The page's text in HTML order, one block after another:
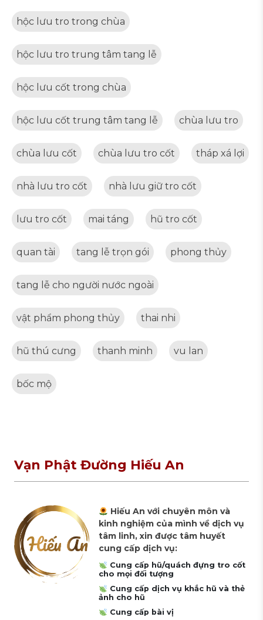
hộc lưu tro trong chùa
hộc lưu tro trung tâm tang lễ
hộc lưu cốt trong chùa
hộc lưu cốt trung tâm tang lễ chùa lưu tro
chùa lưu cốt chùa lưu tro cốt tháp xá lợi
nhà lưu tro cốt nhà lưu giữ tro cốt
lưu tro cốt mai táng hũ tro cốt
quan tài tang lễ trọn gói phong thủy
tang lễ cho người nước ngoài
vật phẩm phong thủy thai nhi
hũ thú cưng thanh minh vu lan
bốc mộ
Vạn Phật Đường Hiếu An
Hiếu An với chuyên môn và
kinh nghiệm của mình về dịch vụ
tâm linh, xin được tâm huyết
cung cấp dịch vụ:
Cung cấp hũ/quách đựng tro cốt
cho mọi đối tượng
Cung cấp dịch vụ khắc hũ và thẻ
ảnh cho hũ
Cung cấp bài vị